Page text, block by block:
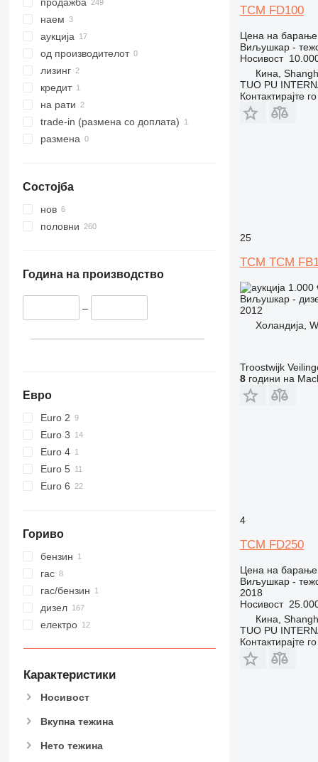
SXH
продажба
наем
аукција
од производителот
лизинг
кредит
на рати
trade-in (размена со доплата)
размена
Состојба
нов
половни
Година на производство
–
Евро
Euro 2
Euro 3
Euro 4
Euro 5
Euro 6
Гориво
бензин
гас
гас/бензин
дизел
електро
Карактеристики
Носивост
Вкупна тежина
Нето тежина
TCM FD100
Цена на барање
Виљушкар -
Носивост
Кина,
TUO PU
Контактирајте
25
TCM TCM
1.000
Виљушкар -
2012
Холандија,
Troostwijk
8години на
4
TCM FD250
Цена на барање
Виљушкар -
2018
Носивост
Кина,
TUO PU
Контактирајте